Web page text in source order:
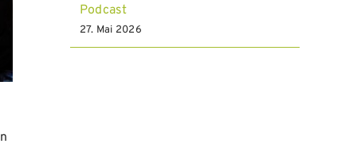
Podcast
27. Mai 2026